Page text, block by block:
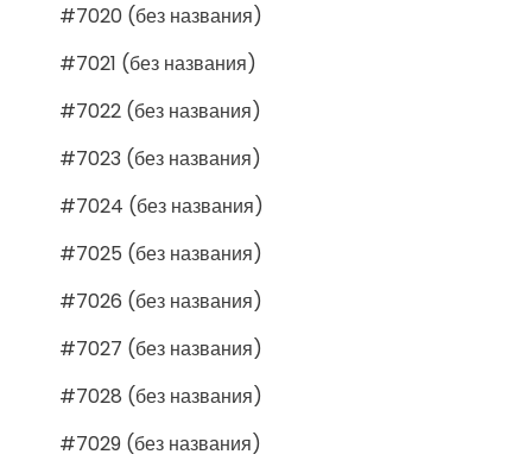
#7020 (без названия)
#7021 (без названия)
#7022 (без названия)
#7023 (без названия)
#7024 (без названия)
#7025 (без названия)
#7026 (без названия)
#7027 (без названия)
#7028 (без названия)
#7029 (без названия)